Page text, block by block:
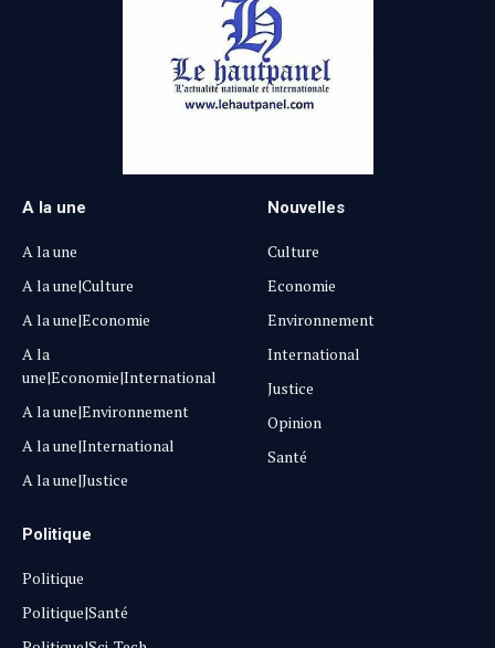
A la une
A la une
A la une|Culture
A la une|Economie
A la
une|Economie|International
A la une|Environnement
A la une|International
A la une|Justice
Nouvelles
Culture
Economie
Environnement
International
Justice
Opinion
Santé
Politique
Politique
Politique|Santé